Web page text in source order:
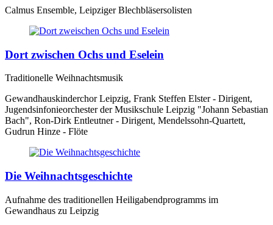
Calmus Ensemble, Leipziger Blechbläsersolisten
Dort zwischen Ochs und Eselein
Traditionelle Weihnachtsmusik
Gewandhauskinderchor Leipzig, Frank Steffen Elster - Dirigent,
Jugendsinfonieorchester der Musikschule Leipzig "Johann Sebastian
Bach", Ron-Dirk Entleutner - Dirigent, Mendelssohn-Quartett,
Gudrun Hinze - Flöte
Die Weihnachtsgeschichte
Aufnahme des traditionellen Heiligabendprogramms im
Gewandhaus zu Leipzig